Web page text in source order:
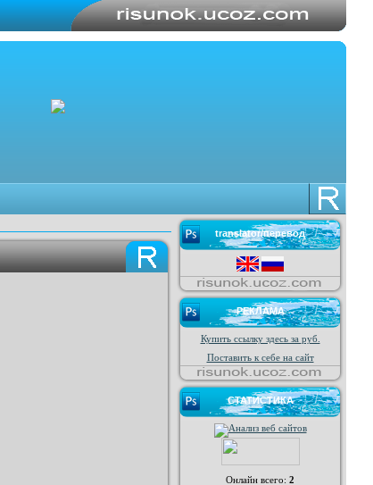
translator/перевод
РЕКЛАМА
Купить ссылку здесь за руб.
Поставить к себе на сайт
СТАТИСТИКА
Онлайн всего: 2